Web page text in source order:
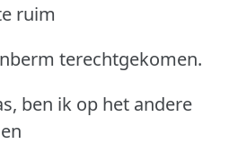
ruim
terechtgekomen.
ben ik op het andere